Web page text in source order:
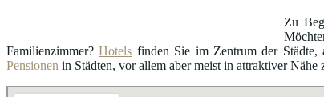
Zu
Familienzimmer?Hotels finden Sie im Zentrum der Städte,
Pensionen in Städten, vor allem aber meist in attraktiver